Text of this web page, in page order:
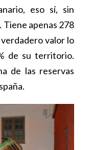
eso sí, sin
. Tiene apenas 278
valor lo
de su territorio.
de las reservas